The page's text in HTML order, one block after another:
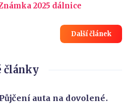
2025 dálnice
Další článek
články
Půjčení auta na dovolené.